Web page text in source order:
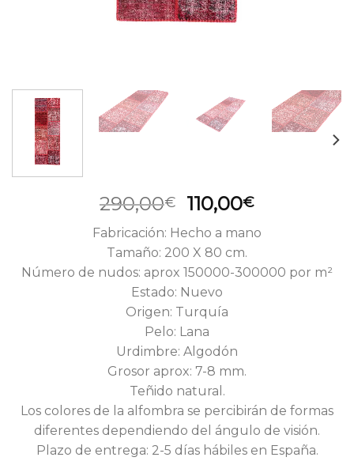
290,00€
El
precio
original
era:
290,00€.
110,00€El
actual
110,00€.
Fabricación: Hecho a mano
Tamaño: 200 X 80 cm.
Número de nudos: aprox 150000-300000 por m²
Estado: Nuevo
Origen: Turquía
Pelo: Lana
Urdimbre: Algodón
Grosor aprox: 7-8 mm.
Teñido natural.
Los colores de la alfombra se percibirán de formas
diferentes dependiendo del ángulo de visión.
Plazo de entrega: 2-5 días hábiles en España.